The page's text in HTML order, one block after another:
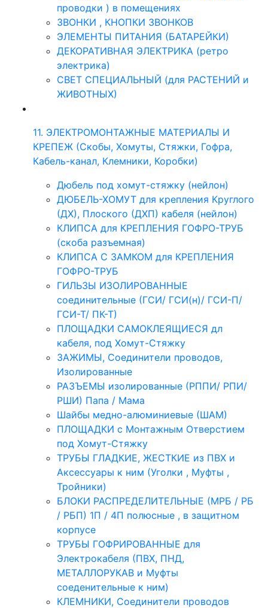
проводки ) в помещениях
ЗВОНКИ , КНОПКИ ЗВОНКОВ
ЭЛЕМЕНТЫ ПИТАНИЯ (БАТАРЕЙКИ)
ДЕКОРАТИВНАЯ ЭЛЕКТРИКА (ретро
электрика)
СВЕТ СПЕЦИАЛЬНЫЙ (для РАСТЕНИЙ и
ЖИВОТНЫХ)
11. ЭЛЕКТРОМОНТАЖНЫЕ МАТЕРИАЛЫ И
КРЕПЕЖ (Скобы, Хомуты, Стяжки, Гофра,
Кабель-канал, Клемники, Коробки)
Дюбель под хомут-стяжку (нейлон)
ДЮБЕЛЬ-ХОМУТ для крепления Круглого
(ДХ), Плоского (ДХП) кабеля (нейлон)
КЛИПСА для КРЕПЛЕНИЯ ГОФРО-ТРУБ
(скоба разъемная)
КЛИПСА С ЗАМКОМ для КРЕПЛЕНИЯ
ГОФРО-ТРУБ
ГИЛЬЗЫ ИЗОЛИРОВАННЫЕ
соединительные (ГСИ/ ГСИ(н)/ ГСИ-П/
ГСИ-Т/ ПК-Т)
ПЛОЩАДКИ САМОКЛЕЯЩИЕСЯ дл
кабеля, под Хомут-Стяжку
ЗАЖИМЫ, Соединители проводов,
Изолированные
РАЗЪЕМЫ изолированные (РППИ/ РПИ/
РШИ) Папа / Мама
Шайбы медно-алюминиевые (ШАМ)
ПЛОЩАДКИ с Монтажным Отверстием
под Хомут-Стяжку
ТРУБЫ ГЛАДКИЕ, ЖЕСТКИЕ из ПВХ и
Аксессуары к ним (Уголки , Муфты ,
Тройники)
БЛОКИ РАСПРЕДЕЛИТЕЛЬНЫЕ (МРБ / РБ
/ РБП) 1П / 4П полюсные , в защитном
корпусе
ТРУБЫ ГОФРИРОВАННЫЕ для
Электрокабеля (ПВХ, ПНД,
МЕТАЛЛОРУКАВ и Муфты
соеденительные к ним)
КЛЕМНИКИ, Соединители проводов